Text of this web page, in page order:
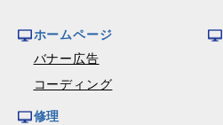
ホームページ
バナー広告
コーディング
修理